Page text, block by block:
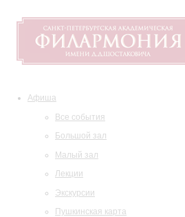
Афиша
Все события
Большой зал
Малый зал
Лекции
Экскурсии
Пушкинская карта